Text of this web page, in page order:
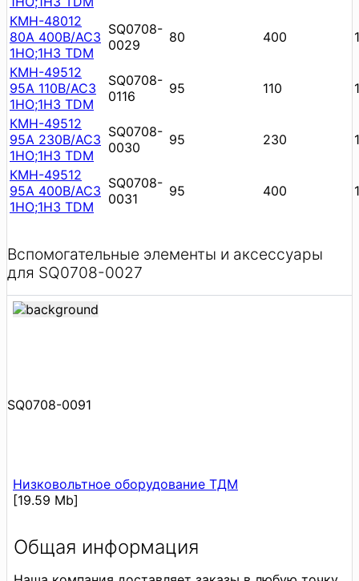
КМН-48012
80А 400В/АС3
1НО;1НЗ TDM
SQ0708-
0029
80 400
КМН-49512
95А 110В/АС3
1НО;1НЗ TDM
SQ0708-
0116
95 110
КМН-49512
95А 230В/АС3
1НО;1НЗ TDM
SQ0708-
0030
95 230
КМН-49512
95А 400В/АС3
1НО;1НЗ TDM
SQ0708-
0031
95 400
Вспомогательные элементы и аксессуары
для SQ0708-0027
SQ0708-0091
Низковольтное оборудование ТДМ
[19.59 Mb]